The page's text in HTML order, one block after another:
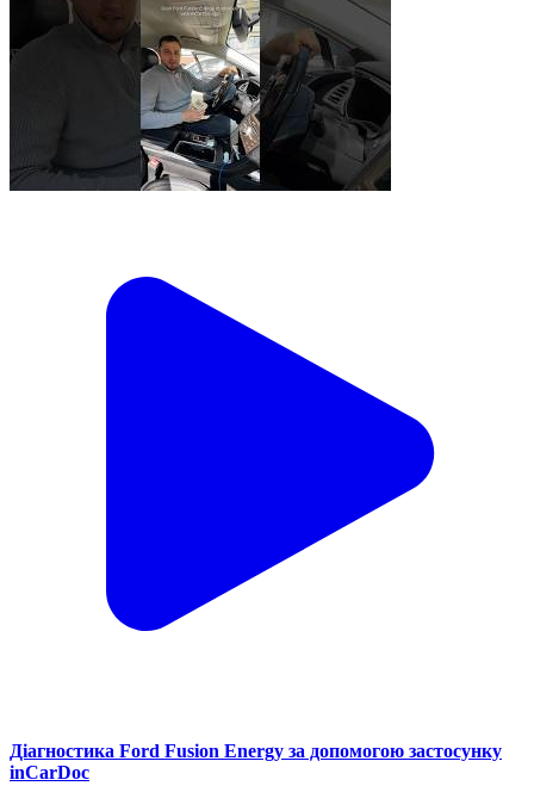
Діагностика Ford Fusion Energy за допомогою застосунку
inCarDoc